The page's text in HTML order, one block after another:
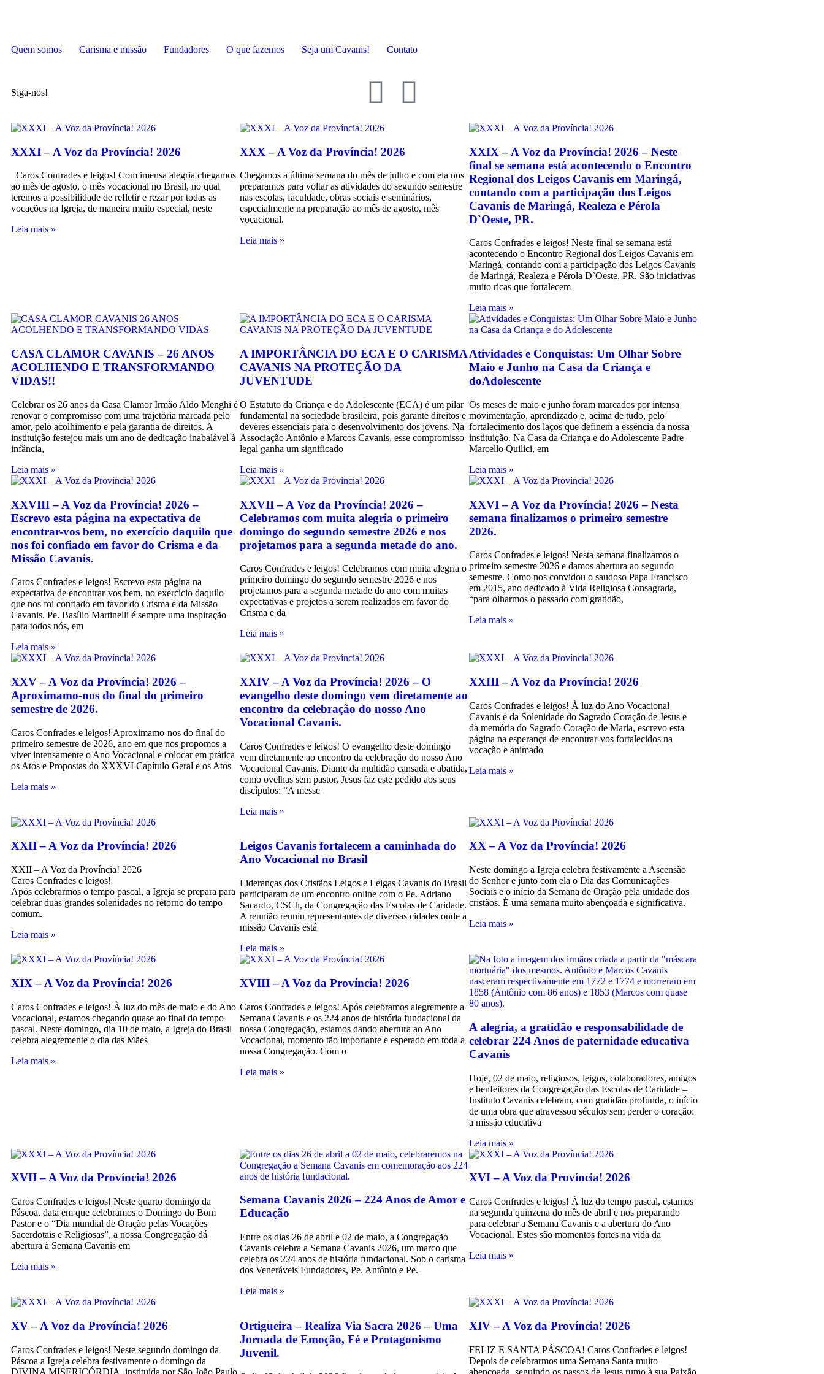
Quem somos Carisma e missão Fundadores O que fazemos Seja um Cavanis! Contato
Siga-nos!
XXXI – A Voz da Província! 2026
Caros Confrades e leigos! Com imensa alegria chegamos
ao mês de agosto, o mês vocacional no Brasil, no qual
teremos a possibilidade de refletir e rezar por todas as
vocações na Igreja, de maneira muito especial, neste
Leia mais »
XXX – A Voz da Província! 2026
Chegamos a última semana do mês de julho e com ela nos
preparamos para voltar as atividades do segundo semestre
nas escolas, faculdade, obras sociais e seminários,
especialmente na preparação ao mês de agosto, mês
vocacional.
Leia mais »
XXIX – A Voz da Província! 2026 – Neste
final se semana está acontecendo o Encontro
Regional dos Leigos Cavanis em Maringá,
contando com a participação dos Leigos
Cavanis de Maringá, Realeza e Pérola
D`Oeste, PR.
Caros Confrades e leigos! Neste final se semana está
acontecendo o Encontro Regional dos Leigos Cavanis em
Maringá, contando com a participação dos Leigos Cavanis
de Maringá, Realeza e Pérola D`Oeste, PR. São iniciativas
muito ricas que fortalecem
Leia mais »
CASA CLAMOR CAVANIS – 26 ANOS
ACOLHENDO E TRANSFORMANDO
VIDAS!!
Celebrar os 26 anos da Casa Clamor Irmão Aldo Menghi é
renovar o compromisso com uma trajetória marcada pelo
amor, pelo acolhimento e pela garantia de direitos. A
instituição festejou mais um ano de dedicação inabalável à
infância,
Leia mais »
A IMPORTÂNCIA DO ECA E O CARISMA
CAVANIS NA PROTEÇÃO DA
JUVENTUDE
O Estatuto da Criança e do Adolescente (ECA) é um pilar
fundamental na sociedade brasileira, pois garante direitos e
deveres essenciais para o desenvolvimento dos jovens. Na
Associação Antônio e Marcos Cavanis, esse compromisso
legal ganha um significado
Leia mais »
Atividades e Conquistas: Um Olhar Sobre
Maio e Junho na Casa da Criança e
doAdolescente
Os meses de maio e junho foram marcados por intensa
movimentação, aprendizado e, acima de tudo, pelo
fortalecimento dos laços que definem a essência da nossa
instituição. Na Casa da Criança e do Adolescente Padre
Marcello Quilici, em
Leia mais »
XXVIII – A Voz da Província! 2026 –
Escrevo esta página na expectativa de
encontrar-vos bem, no exercício daquilo que
nos foi confiado em favor do Crisma e da
Missão Cavanis.
Caros Confrades e leigos! Escrevo esta página na
expectativa de encontrar-vos bem, no exercício daquilo
que nos foi confiado em favor do Crisma e da Missão
Cavanis. Pe. Basílio Martinelli é sempre uma inspiração
para todos nós, em
Leia mais »
XXVII – A Voz da Província! 2026 –
Celebramos com muita alegria o primeiro
domingo do segundo semestre 2026 e nos
projetamos para a segunda metade do ano.
Caros Confrades e leigos! Celebramos com muita alegria o
primeiro domingo do segundo semestre 2026 e nos
projetamos para a segunda metade do ano com muitas
expectativas e projetos a serem realizados em favor do
Crisma e da
Leia mais »
XXVI – A Voz da Província! 2026 – Nesta
semana finalizamos o primeiro semestre
2026.
Caros Confrades e leigos! Nesta semana finalizamos o
primeiro semestre 2026 e damos abertura ao segundo
semestre. Como nos convidou o saudoso Papa Francisco
em 2015, ano dedicado à Vida Religiosa Consagrada,
“para olharmos o passado com gratidão,
Leia mais »
XXV – A Voz da Província! 2026 –
Aproximamo-nos do final do primeiro
semestre de 2026.
Caros Confrades e leigos! Aproximamo-nos do final do
primeiro semestre de 2026, ano em que nos propomos a
viver intensamente o Ano Vocacional e colocar em prática
os Atos e Propostas do XXXVI Capítulo Geral e os Atos
Leia mais »
XXIV – A Voz da Província! 2026 – O
evangelho deste domingo vem diretamente ao
encontro da celebração do nosso Ano
Vocacional Cavanis.
Caros Confrades e leigos! O evangelho deste domingo
vem diretamente ao encontro da celebração do nosso Ano
Vocacional Cavanis. Diante da multidão cansada e abatida,
como ovelhas sem pastor, Jesus faz este pedido aos seus
discípulos: “A messe
Leia mais »
XXIII – A Voz da Província! 2026
Caros Confrades e leigos! À luz do Ano Vocacional
Cavanis e da Solenidade do Sagrado Coração de Jesus e
da memória do Sagrado Coração de Maria, escrevo esta
página na esperança de encontrar-vos fortalecidos na
vocação e animado
Leia mais »
XXII – A Voz da Província! 2026
XXII – A Voz da Província! 2026
Caros Confrades e leigos!
Após celebrarmos o tempo pascal, a Igreja se prepara para
celebrar duas grandes solenidades no retorno do tempo
comum.
Leia mais »
Leigos Cavanis fortalecem a caminhada do
Ano Vocacional no Brasil
Lideranças dos Cristãos Leigos e Leigas Cavanis do Brasil
participaram de um encontro online com o Pe. Adriano
Sacardo, CSCh, da Congregação das Escolas de Caridade.
A reunião reuniu representantes de diversas cidades onde a
missão Cavanis está
Leia mais »
XX – A Voz da Província! 2026
Neste domingo a Igreja celebra festivamente a Ascensão
do Senhor e junto com ela o Dia das Comunicações
Sociais e o início da Semana de Oração pela unidade dos
cristãos. É uma semana muito abençoada e significativa.
Leia mais »
XIX – A Voz da Província! 2026
Caros Confrades e leigos! À luz do mês de maio e do Ano
Vocacional, estamos chegando quase ao final do tempo
pascal. Neste domingo, dia 10 de maio, a Igreja do Brasil
celebra alegremente o dia das Mães
Leia mais »
XVIII – A Voz da Província! 2026
Caros Confrades e leigos! Após celebramos alegremente a
Semana Cavanis e os 224 anos de história fundacional da
nossa Congregação, estamos dando abertura ao Ano
Vocacional, momento tão importante e esperado em toda a
nossa Congregação. Com o
Leia mais »
A alegria, a gratidão e responsabilidade de
celebrar 224 Anos de paternidade educativa
Cavanis
Hoje, 02 de maio, religiosos, leigos, colaboradores, amigos
e benfeitores da Congregação das Escolas de Caridade –
Instituto Cavanis celebram, com gratidão profunda, o início
de uma obra que atravessou séculos sem perder o coração:
a missão educativa
Leia mais »
XVII – A Voz da Província! 2026
Caros Confrades e leigos! Neste quarto domingo da
Páscoa, data em que celebramos o Domingo do Bom
Pastor e o “Dia mundial de Oração pelas Vocações
Sacerdotais e Religiosas”, a nossa Congregação dá
abertura à Semana Cavanis em
Leia mais »
Semana Cavanis 2026 – 224 Anos de Amor e
Educação
Entre os dias 26 de abril e 02 de maio, a Congregação
Cavanis celebra a Semana Cavanis 2026, um marco que
celebra os 224 anos de história fundacional. Sob o carisma
dos Veneráveis Fundadores, Pe. Antônio e Pe.
Leia mais »
XVI – A Voz da Província! 2026
Caros Confrades e leigos! À luz do tempo pascal, estamos
na segunda quinzena do mês de abril e nos preparando
para celebrar a Semana Cavanis e a abertura do Ano
Vocacional. Estes são momentos fortes na vida da
Leia mais »
XV – A Voz da Província! 2026
Caros Confrades e leigos! Neste segundo domingo da
Páscoa a Igreja celebra festivamente o domingo da
DIVINA MISERICÓRDIA, instituída por São João Paulo
Ortigueira – Realiza Via Sacra 2026 – Uma
Jornada de Emoção, Fé e Protagonismo
Juvenil.
XIV – A Voz da Província! 2026
FELIZ E SANTA PÁSCOA! Caros Confrades e leigos!
Depois de celebrarmos uma Semana Santa muito
abençoada, seguindo os passos de Jesus rumo à sua Paixão